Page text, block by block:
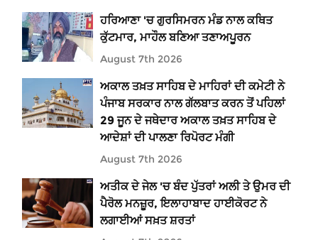
ਹਰਿਆਣਾ 'ਚ ਗੁਰਸਿਮਰਨ ਮੰਡ ਨਾਲ ਕਥਿਤ
ਕੁੱਟਮਾਰ, ਮਾਹੌਲ ਬਣਿਆ ਤਣਾਅਪੂਰਨ
August 7th 2026
ਅਕਾਲ ਤਖ਼ਤ ਸਾਹਿਬ ਦੇ ਮਾਹਿਰਾਂ ਦੀ ਕਮੇਟੀ ਨੇ
ਪੰਜਾਬ ਸਰਕਾਰ ਨਾਲ ਗੱਲਬਾਤ ਕਰਨ ਤੋਂ ਪਹਿਲਾਂ
29 ਜੂਨ ਦੇ ਜਥੇਦਾਰ ਅਕਾਲ ਤਖ਼ਤ ਸਾਹਿਬ ਦੇ
ਆਦੇਸ਼ਾਂ ਦੀ ਪਾਲਣਾ ਰਿਪੋਰਟ ਮੰਗੀ
August 7th 2026
ਅਤੀਕ ਦੇ ਜੇਲ 'ਚ ਬੰਦ ਪੁੱਤਰਾਂ ਅਲੀ ਤੇ ਉਮਰ ਦੀ
ਪੈਰੋਲ ਮਨਜ਼ੂਰ, ਇਲਾਹਾਬਾਦ ਹਾਈਕੋਰਟ ਨੇ
ਲਗਾਈਆਂ ਸਖ਼ਤ ਸ਼ਰਤਾਂ